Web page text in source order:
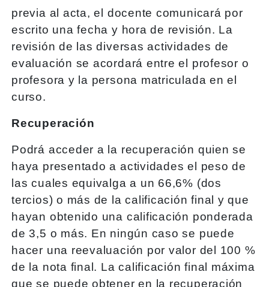
previa al acta, el docente comunicará por
escrito una fecha y hora de revisión. La
revisión de las diversas actividades de
evaluación se acordará entre el profesor o
profesora y la persona matriculada en el
curso.
Recuperación
Podrá acceder a la recuperación quien se
haya presentado a actividades el peso de
las cuales equivalga a un 66,6% (dos
tercios) o más de la calificación final y que
hayan obtenido una calificación ponderada
de 3,5 o más. En ningún caso se puede
hacer una reevaluación por valor del 100 %
de la nota final. La calificación final máxima
que se puede obtener en la recuperación